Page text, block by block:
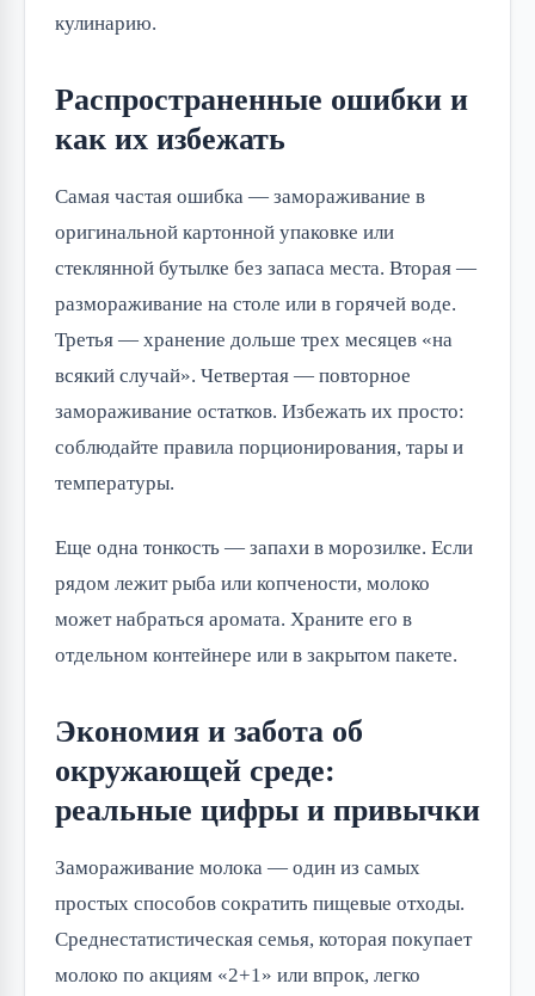
кулинарию.
Распространенные ошибки и
как их избежать
Самая частая ошибка — замораживание в
оригинальной картонной упаковке или
стеклянной бутылке без запаса места. Вторая —
размораживание на столе или в горячей воде.
Третья — хранение дольше трех месяцев «на
всякий случай». Четвертая — повторное
замораживание остатков. Избежать их просто:
соблюдайте правила порционирования, тары и
температуры.
Еще одна тонкость — запахи в морозилке. Если
рядом лежит рыба или копчености, молоко
может набраться аромата. Храните его в
отдельном контейнере или в закрытом пакете.
Экономия и забота об
окружающей среде:
реальные цифры и привычки
Замораживание молока — один из самых
простых способов сократить пищевые отходы.
Среднестатистическая семья, которая покупает
молоко по акциям «2+1» или впрок, легко